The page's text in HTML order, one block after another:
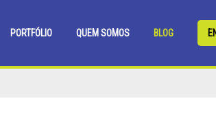
PORTFÓLIO QUEM SOMOS BLOG